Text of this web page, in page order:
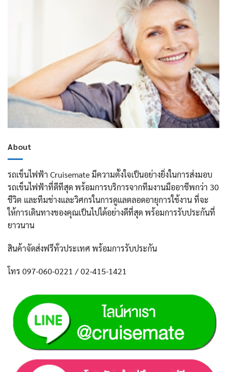
About
รถเข็นไฟฟ้า Cruisemate มีความตั้งใจเป็นอย่างยิ่งในการส่งมอบ
รถเข็นไฟฟ้าที่ดีทีสุด พร้อมการบริการจากทีมงานมืออาชีพกว่า 30
ชีวิต และทีมช่างและวิศกรในการดูแลตลอดอายุการใช้งาน ที่จะ
ให้การเดินทางของคุณเป็นไปได้อย่างดีที่สุด พร้อมการรับประกันที่
ยาวนาน
สินค้าจัดส่งฟรีทั่วประเทศ พร้อมการรับประกัน
โทร 097-060-0221 / 02-415-1421